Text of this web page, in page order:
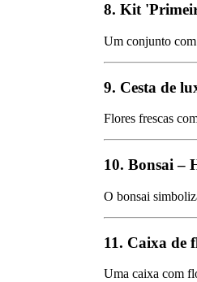
8. Kit
Um conjunto
9. Cesta de
Flores frescas
10. Bonsai –
O bonsai
11. Caixa de
Uma caixa com